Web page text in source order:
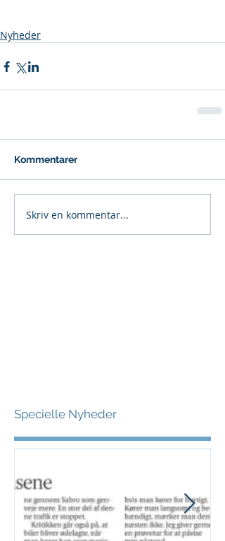
Nyheder
Kommentarer
Skriv en kommentar...
Specielle Nyheder